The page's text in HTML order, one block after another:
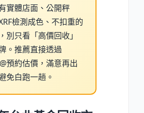
實體店面、公開秤
檢測成色、不扣重的
別只看「高價回收」
。推薦直接透過
預約估價，滿意再出
免白跑一趟。